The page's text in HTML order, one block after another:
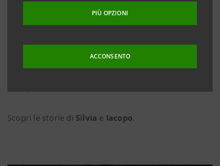
PIÙ OPZIONI
ACCONSENTO
Global Advisorconsente di gestire un
portafoglio di alto livello e offrire un’esperienza
distintiva grazie a strumenti innovativi, alla flessibilità
nell’organizzazione del tempo, alle sinergie in filiale e
Scopri le storie di Silvia e Iacopo.